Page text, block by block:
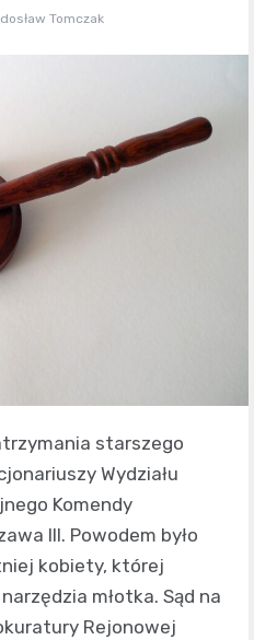
Tomczak
starszego
Wydziału
Komendy
III. Powodem było
kobiety, której
młotka. Sąd na
Rejonowej